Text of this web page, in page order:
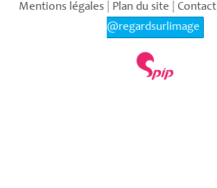
Mentions légales| Plan du site Contact
@regardsurlimage